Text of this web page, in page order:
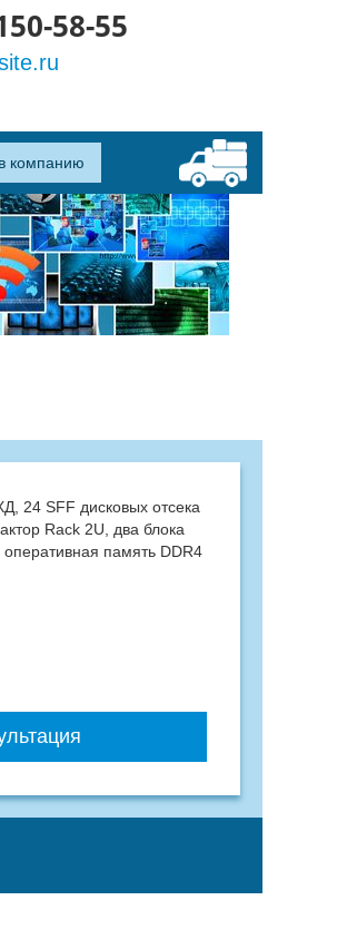
58-55
компанию
24 SFF дисковых отсека
Rack 2U, два блока
память DDR4